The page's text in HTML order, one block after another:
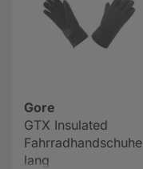
Gore
GTX Insulated
Fahrradhandschuhe
lang